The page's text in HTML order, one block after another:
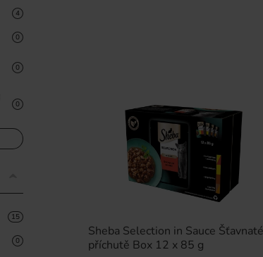
Sheba Selection in Sauce Šťavnaté
příchutě Box 12 x 85 g
4
0
0
0
15
0